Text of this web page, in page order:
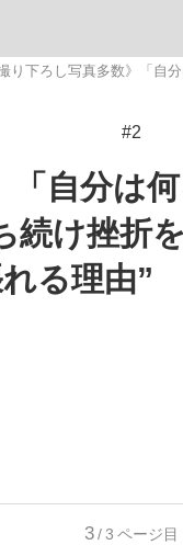
撮り下ろし写真多数》「自
#2
「自分は
け挫折
る理由”
3/3 ページ目